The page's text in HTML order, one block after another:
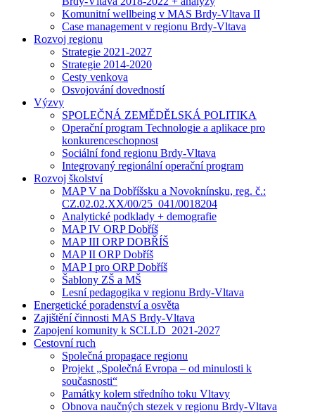
Komunitní wellbeing v MAS Brdy-Vltava II
Case management v regionu Brdy-Vltava
Rozvoj regionu
Strategie 2021-2027
Strategie 2014-2020
Cesty venkova
Osvojování dovedností
Výzvy
SPOLEČNÁ ZEMĚDĚLSKÁ POLITIKA
Operační program Technologie a aplikace pro
konkurenceschopnost
Sociální fond regionu Brdy-Vltava
Integrovaný regionální operační program
Rozvoj školství
MAP V na Dobříšsku a Novoknínsku, reg. č.:
CZ.02.02.XX/00/25_041/0018204
Analytické podklady + demografie
MAP IV ORP Dobříš
MAP III ORP DOBŘÍŠ
MAP II ORP Dobříš
MAP I pro ORP Dobříš
Šablony ZŠ a MŠ
Lesní pedagogika v regionu Brdy-Vltava
Energetické poradenství a osvěta
Zajištění činnosti MAS Brdy-Vltava
Zapojení komunity k SCLLD_2021-2027
Cestovní ruch
Společná propagace regionu
Projekt „Společná Evropa – od minulosti k
současnosti“
Památky kolem středního toku Vltavy
Obnova naučných stezek v regionu Brdy-Vltava